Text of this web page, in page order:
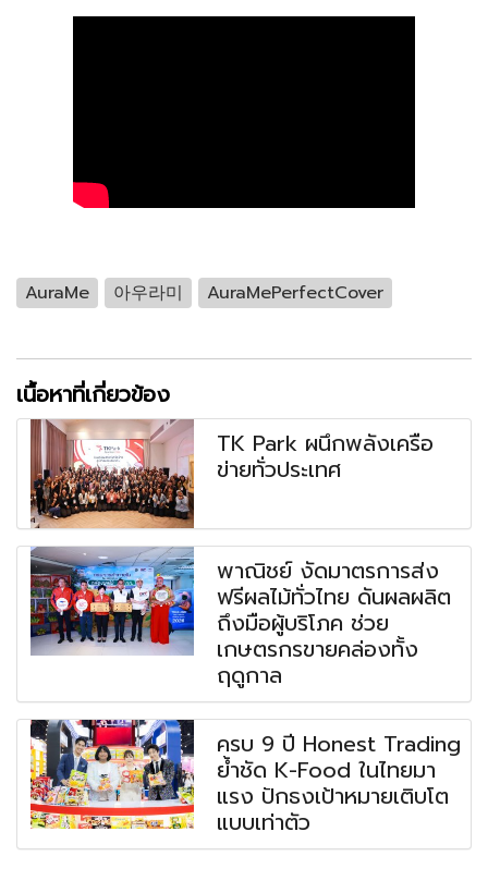
AuraMe 아우라미 AuraMePerfectCover
เนื้อหาที่เกี่ยวข้อง
TK Park ผนึกพลังเครือ
ข่ายทั่วประเทศ
พาณิชย์ งัดมาตรการส่ง
ฟรีผลไม้ทั่วไทย ดันผลผลิต
ถึงมือผู้บริโภค ช่วย
เกษตรกรขายคล่องทั้ง
ฤดูกาล
ครบ 9 ปี Honest Trading
ย้ำชัด K-Food ในไทยมา
แรง ปักธงเป้าหมายเติบโต
แบบเท่าตัว